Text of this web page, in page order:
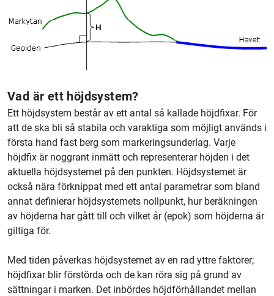
Vad är ett höjdsystem?
Ett höjdsystem består av ett antal så kallade höjdfixar. För
att de ska bli så stabila och varaktiga som möjligt används i
första hand fast berg som markeringsunderlag. Varje
höjdfix är noggrant inmätt och representerar höjden i det
aktuella höjdsystemet på den punkten. Höjdsystemet är
också nära förknippat med ett antal parametrar som bland
annat definierar höjdsystemets nollpunkt, hur beräkningen
av höjderna har gått till och vilket år (epok) som höjderna är
giltiga för.
Med tiden påverkas höjdsystemet av en rad yttre faktorer;
höjdfixar blir förstörda och de kan röra sig på grund av
sättningar i marken. Det inbördes höjdförhållandet mellan